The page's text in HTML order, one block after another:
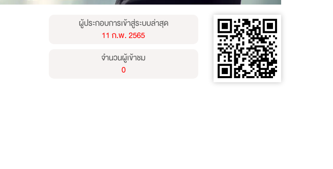
ผู้ประกอบการเข้าสู่ระบบล่าสุด
11 ก.พ. 2565
จำนวนผู้เข้าชม
0